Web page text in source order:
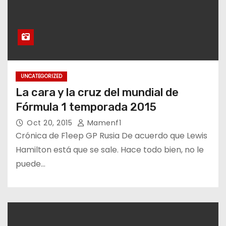
UNCATEGORIZED
La cara y la cruz del mundial de
Fórmula 1 temporada 2015
Oct 20, 2015 Mamenf1
Crónica de F1eep GP Rusia De acuerdo que Lewis
Hamilton está que se sale. Hace todo bien, no le
puede…